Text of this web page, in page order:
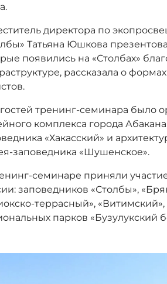
директора по
Татьяна Юшкова
появились на «Столбах»
рассказала о
тренинг-семинара было
комплекса города
«Хакасский» и
заповедника «Шушенское».
семинаре приняли
заповедников «Столбы»,
террасный»,
парков «Бузулукский